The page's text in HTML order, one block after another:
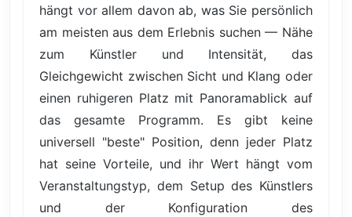
hängt vor allem davon ab, was Sie persönlich
am meisten aus dem Erlebnis suchen — Nähe
zum Künstler und Intensität, das
Gleichgewicht zwischen Sicht und Klang oder
einen ruhigeren Platz mit Panoramablick auf
das gesamte Programm. Es gibt keine
universell "beste" Position, denn jeder Platz
hat seine Vorteile, und ihr Wert hängt vom
Veranstaltungstyp, dem Setup des Künstlers
und der Konfiguration des